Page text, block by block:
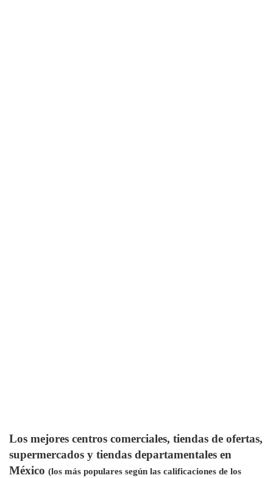
Los mejores centros comerciales, tiendas de ofertas,
supermercados y tiendas departamentales en
México (los más populares según las calificaciones de los